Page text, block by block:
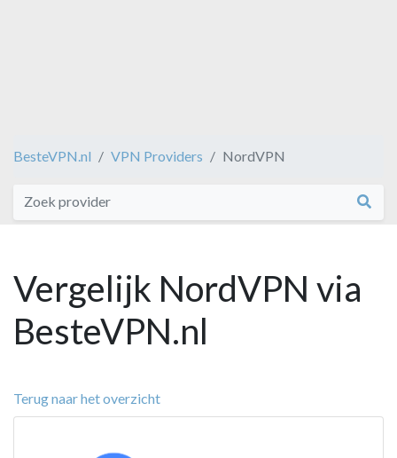
BesteVPN.nl VPN Providers NordVPN
Vergelijk NordVPN via
BesteVPN.nl
Terug naar het overzicht